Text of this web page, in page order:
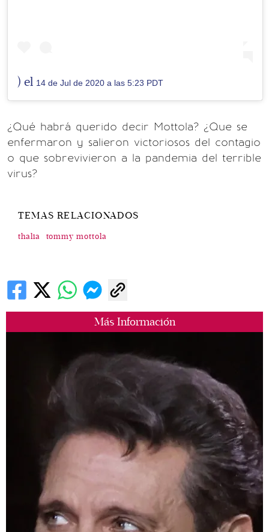
Más Información
) el 14 de Jul de 2020 a las 5:23 PDT
¿Qué habrá querido decir Mottola? ¿Que se
enfermaron y salieron victoriosos del contagio
o que sobrevivieron a la pandemia del terrible
virus?
TEMAS RELACIONADOS
thalia tommy mottola